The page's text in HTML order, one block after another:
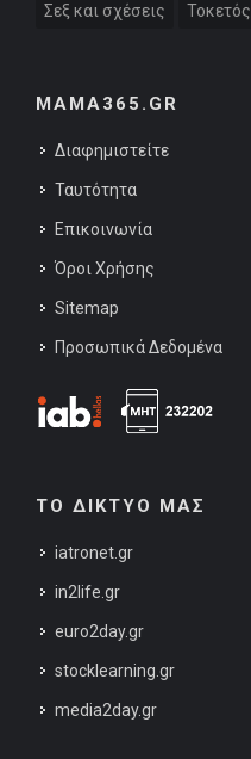
Σεξ και σχέσεις Τοκετός
MAMA365.GR
Διαφημιστείτε
Ταυτότητα
Επικοινωνία
Όροι Χρήσης
Sitemap
Προσωπικά Δεδομένα
ΤΟ ΔΙΚΤΥΟ ΜΑΣ
iatronet.gr
in2life.gr
euro2day.gr
stocklearning.gr
media2day.gr